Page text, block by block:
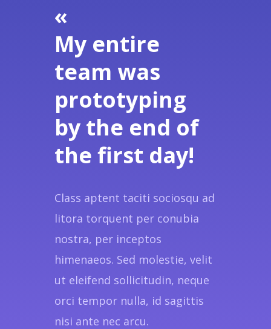
«
My entire
team was
prototyping
by the end of
the first day!
Class aptent taciti sociosqu ad
litora torquent per conubia
nostra, per inceptos
himenaeos. Sed molestie, velit
ut eleifend sollicitudin, neque
orci tempor nulla, id sagittis
nisi ante nec arcu.